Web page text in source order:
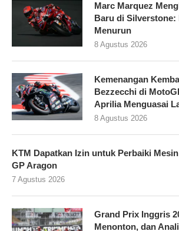
Marc Marquez
Baru di Silverstone:
Menurun
8 Agustus 2026
Kemenangan
Bezzecchi di
Aprilia Menguasai
8 Agustus 2026
KTM Dapatkan Izin untuk Perbaiki
GP Aragon
7 Agustus 2026
Grand Prix Inggris
Menonton, dan